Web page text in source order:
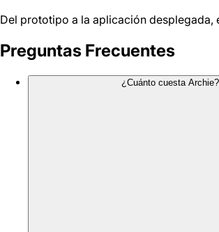
Del prototipo a la aplicación desplegada,
Preguntas Frecuentes
¿Cuánto cuesta Archie?